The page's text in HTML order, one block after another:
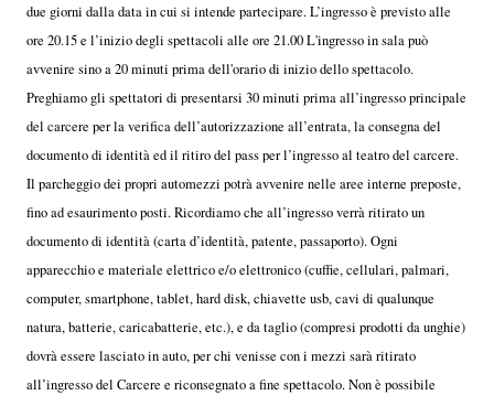
due giorni dalla data in cui si intende partecipare. L’ingresso è previsto alle
ore 20.15 e l’inizio degli spettacoli alle ore 21.00 L'ingresso in sala può
avvenire sino a 20 minuti prima dell'orario di inizio dello spettacolo.
Preghiamo gli spettatori di presentarsi 30 minuti prima all’ingresso principale
del carcere per la verifica dell’autorizzazione all’entrata, la consegna del
documento di identità ed il ritiro del pass per l’ingresso al teatro del carcere.
Il parcheggio dei propri automezzi potrà avvenire nelle aree interne preposte,
fino ad esaurimento posti. Ricordiamo che all’ingresso verrà ritirato un
documento di identità (carta d’identità, patente, passaporto). Ogni
apparecchio e materiale elettrico e/o elettronico (cuffie, cellulari, palmari,
computer, smartphone, tablet, hard disk, chiavette usb, cavi di qualunque
natura, batterie, caricabatterie, etc.), e da taglio (compresi prodotti da unghie)
dovrà essere lasciato in auto, per chi venisse con i mezzi sarà ritirato
all’ingresso del Carcere e riconsegnato a fine spettacolo. Non è possibile